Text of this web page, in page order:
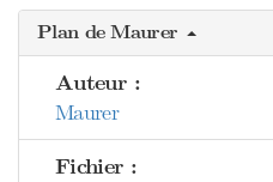
Plan de Maurer
Auteur :
Maurer
Fichier :